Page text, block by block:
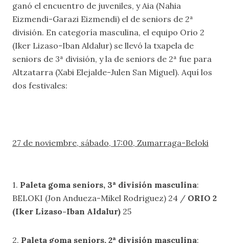
ganó el encuentro de juveniles, y Aia (Nahia
Eizmendi-Garazi Eizmendi) el de seniors de 2ª
división. En categoría masculina, el equipo Orio 2
(Iker Lizaso-Iban Aldalur) se llevó la txapela de
seniors de 3ª división, y la de seniors de 2ª fue para
Altzatarra (Xabi Elejalde-Julen San Miguel). Aquí los
dos festivales:
27 de noviembre, sábado, 17:00, Zumarraga-Beloki
1. Paleta goma seniors, 3ª división masculina:
BELOKI (Jon Andueza-Mikel Rodriguez) 24 / ORIO 2
(Iker Lizaso-Iban Aldalur) 25
2. Paleta goma seniors, 2ª división masculina: